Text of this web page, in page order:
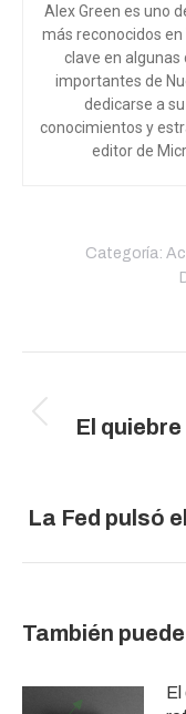
Alex Green es uno
más reconocidos
clave en
importantes de
dedicarse a
conocimientos y
editor de
Categoría:
entre
El
La Fed pulsó
También
El